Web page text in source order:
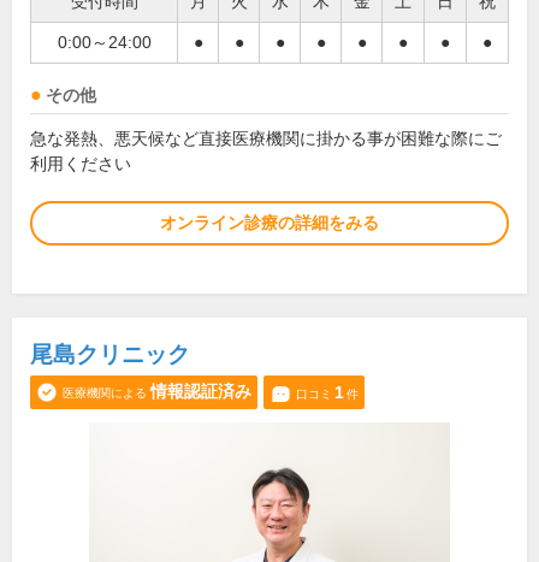
0:00～24:00 ● ● ● ● ● ● ● ●
その他
急な発熱、悪天候など直接医療機関に掛かる事が困難な際にご
利用ください
オンライン診療の詳細をみる
尾島クリニック
医療機関による 情報認証済み 口コミ 1件